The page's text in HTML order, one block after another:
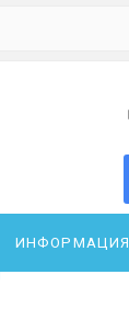
ИНФОРМАЦИЯ